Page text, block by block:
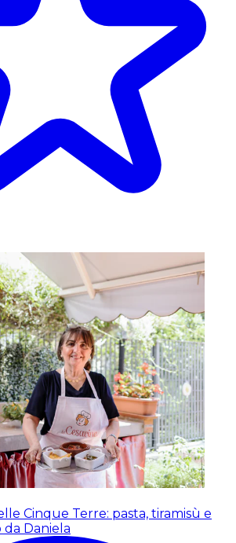
Cinque Terre: pasta, tiramisù e
da Daniela